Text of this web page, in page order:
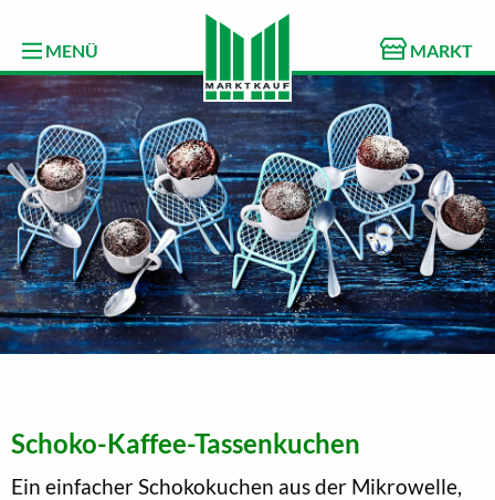
MENÜ MARKT
Schoko-Kaffee-Tassenkuchen
Ein einfacher Schokokuchen aus der Mikrowelle,